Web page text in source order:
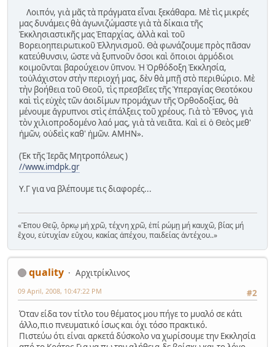
Λοιπόν, γιὰ μᾶς τὰ πράγματα εἶναι ξεκάθαρα. Μὲ τὶς μικρές
μας δυνάμεις θὰ ἀγωνιζώμαστε γιὰ τὰ δίκαια τῆς
Ἐκκλησιαστικῆς μας Ἐπαρχίας, ἀλλὰ καὶ τοῦ
Βορειοηπειρωτικοῦ Ἑλληνισμοῦ. Θὰ φωνάζουμε πρὸς πᾶσαν
κατεύθυνσιν, ὥστε νὰ ξυπνοῦν ὅσοι καὶ ὅποιοι ἁρμόδιοι
κοιμοῦνται βαρούχειον ὕπνον. Ἡ Ὀρθόδοξη Ἐκκλησία,
τοὐλάχιστον στὴν περιοχή μας, δὲν θὰ μπῇ στὸ περιθώριο. Μὲ
τὴν βοήθεια τοῦ Θεοῦ, τὶς πρεσβεῖες τῆς Ὑπεραγίας Θεοτόκου
καὶ τὶς εὐχὲς τῶν ἀοιδίμων προμάχων τῆς Ὀρθοδοξίας, θὰ
μένουμε ἄγρυπνοι στὶς ἐπάλξεις τοῦ χρέους. Γιὰ τὸ Ἔθνος, γιὰ
τὸν χιλιοπροδομένο λαό μας, γιὰ τὰ νειᾶτα. Καὶ εἰ ὁ Θεὸς μεθ'
ἡμῶν, οὐδεὶς καθ' ἡμῶν. ΑΜΗΝ».
(Ἐκ τῆς Ἱερᾶς Μητροπόλεως )
//www.imdpk.gr
Υ.Γ για να βλέπουμε τις διαφορές...
«Ἒπου Θεῷ, ὃρκῳ μἠ χρῶ, τέχνη χρῶ, ἐπί ρώμῃ μή καυχῶ, βίας μή
ἒχου, εὐτυχίαν εὒχου, κακίας ἀπέχου, παιδείας ἀντέχου..»
quality
Αρχιτρίκλινος
#2
09 April, 2008, 10:47:22 PM
Όταν είδα τον τίτλο του θέματος μου πήγε το μυαλό σε κάτι
άλλο,πιο πνευματικό ίσως και όχι τόσο πρακτικό.
Πιστεύω ότι είναι αρκετά δύσκολο να χωρίσουμε την Εκκλησία